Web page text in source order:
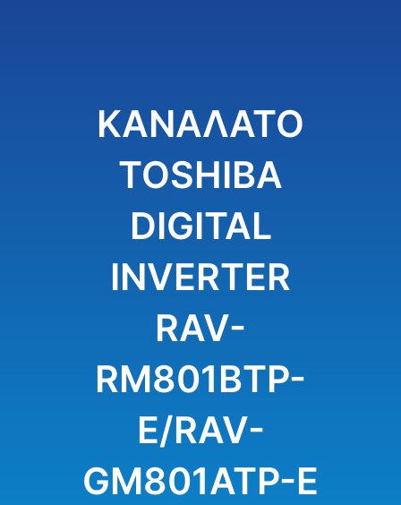
ΚΑΝΑΛΑΤΟ
TOSHIBA
DIGITAL
INVERTER
RAV-
RM801BTP-
E/RAV-
GM801ATP-E